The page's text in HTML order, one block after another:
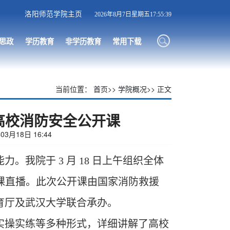
洛阳师范学院主页 2026年8月7日星期五17:55:40
政 学历教育 非学历教育 常用下载
当前位置： 首页>> 学院概况>> 正文
消防安全公开课
月18日 16:44
。我院于 3 月 18 日上午组织全体
直播。此次公开课由国家消防救援
及武汉大学联合承办。
实练等多种形式，详细讲解了高校